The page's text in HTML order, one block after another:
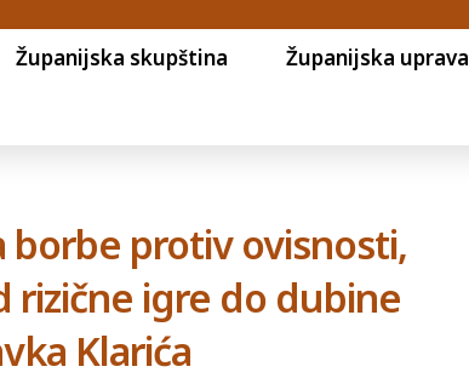
Županijska skupština Županijska uprava
protiv ovisnosti,
rizične igre do dubine
Klarića